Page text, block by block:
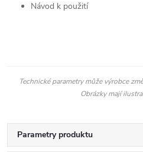
Návod k použití
Technické parametry může výrobce
Obrázky mají
Parametry produktu